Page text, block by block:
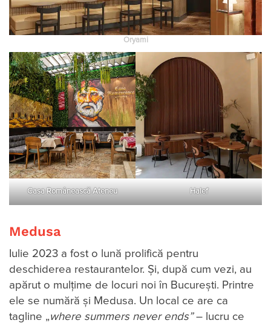
Oryami
Casa Românească Ateneu Halef
Medusa
Iulie 2023 a fost o lună prolifică pentru
deschiderea restaurantelor. Și, după cum vezi, au
apărut o mulțime de locuri noi în Bucureşti. Printre
ele se numără şi Medusa. Un local ce are ca
tagline „where summers never ends”– lucru ce